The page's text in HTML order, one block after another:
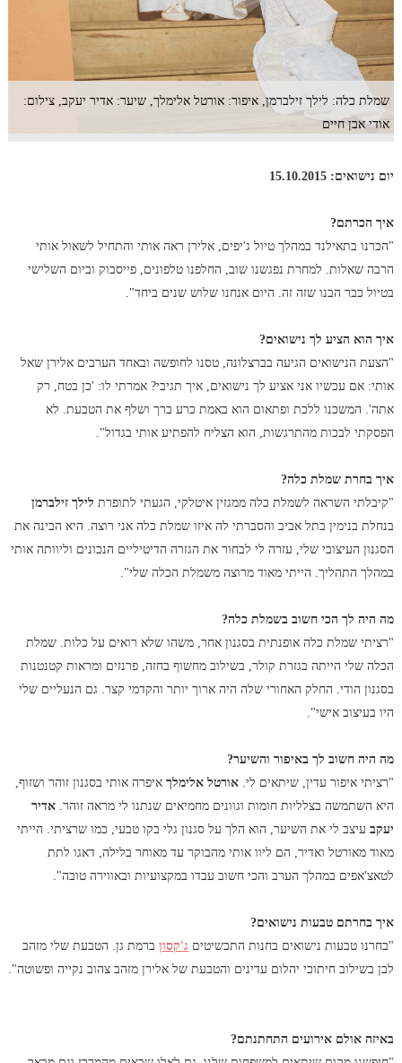
שמלת כלה: לילך זילברמן, איפור: אורטל אלימלך, שיער: אדיר יעקב, צילום:
אודי אבן חיים
יום נישואים: 15.10.2015
איך הכרתם?
"הכרנו בתאילנד במהלך טיול ג'יפים, אלירן ראה אותי והתחיל לשאול אותי
הרבה שאלות. למחרת נפגשנו שוב, החלפנו טלפונים, פייסבוק וביום השלישי
בטיול כבר הבנו שזה זה. היום אנחנו שלוש שנים ביחד".
איך הוא הציע לך נישואים?
"הצעת הנישואים הגיעה בברצלונה, טסנו לחופשה ובאחד הערבים אלירן שאל
אותי: אם עכשיו אני אציע לך נישואים, איך תגיבי? אמרתי לו: 'כן בטח, רק
אתה'. המשכנו ללכת ופתאום הוא באמת כרע ברך ושלף את הטבעת. לא
הפסקתי לבכות מהתרגשות, הוא הצליח להפתיע אותי בגדול".
איך בחרת שמלת כלה?
"קיבלתי השראה לשמלת כלה ממגזין איטלקי, הגעתי לתופרת לילך זילברמן
בנחלת בנימין בתל אביב והסברתי לה איזו שמלת כלה אני רוצה. היא הבינה את
הסגנון העיצובי שלי, עזרה לי לבחור את הגזרה הדיטיליים הנכונים וליוותה אותי
במהלך התהליך. הייתי מאוד מרוצה משמלת הכלה שלי".
מה היה לך הכי חשוב בשמלת כלה?
"רציתי שמלת כלה אופנתית בסגנון אחר, משהו שלא רואים על כלות. שמלת
הכלה שלי הייתה בגזרת קולר, בשילוב מחשוף בחזה, פרנזים ומראות קטנטנות
בסגנון הודי. החלק האחורי שלה היה ארוך יותר והקדמי קצר. גם הנעליים שלי
היו בעיצוב אישי".
מה היה חשוב לך באיפור והשיער?
"רציתי איפור עדין, שיתאים לי. אורטל אלימלךאיפרה אותי בסגנון זוהר ושזוף,
היא השתמשה בצלליות חומות וגוונים מחמיאים שנתנו לי מראה זוהר. אדיר
יעקבעיצב לי את השיער, הוא הלך על סגנון גלי בקו טבעי, כמו שרציתי. הייתי
מאוד מאורטל ואדיר, הם ליוו אותי מהבוקר עד מאוחר בלילה, דאגו לתת
לטאצ'אפים במהלך הערב והכי חשוב עבדו במקצועיות ובאווירה טובה".
איך בחרתם טבעות נישואים?
"בחרנו טבעות נישואים בחנות התכשיטים ג'קסוןברמת גן. הטבעת שלי מזהב
לבן בשילוב חיתוכי יהלום עדינים והטבעת של אלירן מזהב צהוב נקייה ופשוטה".
באיזה אולם אירועים התחתנתם?